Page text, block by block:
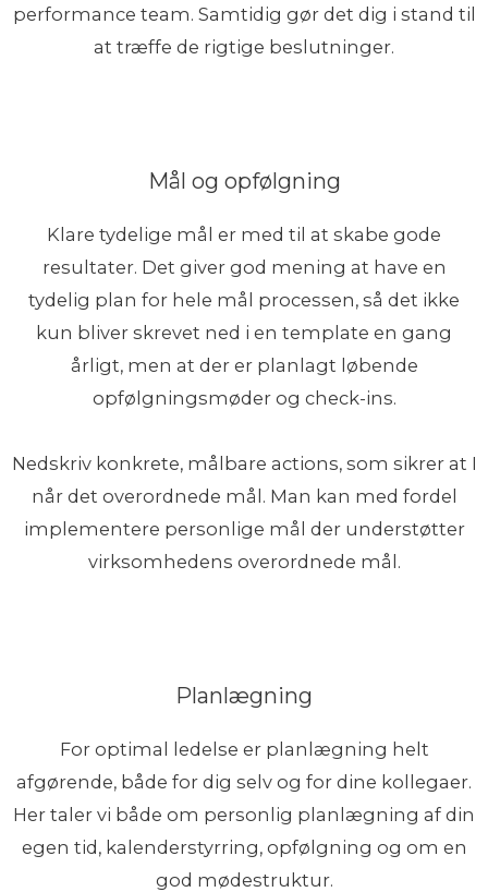
performance team. Samtidig gør det dig i stand til
at træffe de rigtige beslutninger.
Mål og opfølgning
Klare tydelige mål er med til at skabe gode
resultater. Det giver god mening at have en
tydelig plan for hele mål processen, så det ikke
kun bliver skrevet ned i en template en gang
årligt, men at der er planlagt løbende
opfølgningsmøder og check-ins.
Nedskriv konkrete, målbare actions, som sikrer at I
når det overordnede mål. Man kan med fordel
implementere personlige mål der understøtter
virksomhedens overordnede mål.
Planlægning
For optimal ledelse er planlægning helt
afgørende, både for dig selv og for dine kollegaer.
Her taler vi både om personlig planlægning af din
egen tid, kalenderstyrring, opfølgning og om en
god mødestruktur.